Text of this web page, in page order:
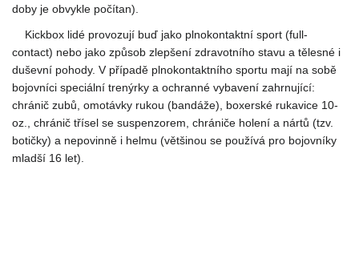
doby je obvykle počítan).
Kickbox lidé provozují buď jako plnokontaktní sport (full-
contact) nebo jako způsob zlepšení zdravotního stavu a tělesné i
duševní pohody. V případě plnokontaktního sportu mají na sobě
bojovníci speciální trenýrky a ochranné vybavení zahrnující:
chránič zubů, omotávky rukou (bandáže), boxerské rukavice 10-
oz., chránič třísel se suspenzorem, chrániče holení a nártů (tzv.
botičky) a nepovinně i helmu (většinou se používá pro bojovníky
mladší 16 let).